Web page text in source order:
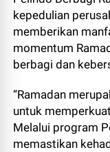
kepedulian
memberikan
momentum
berbagi dan
“Ramadan
untuk
Melalui program
memastikan